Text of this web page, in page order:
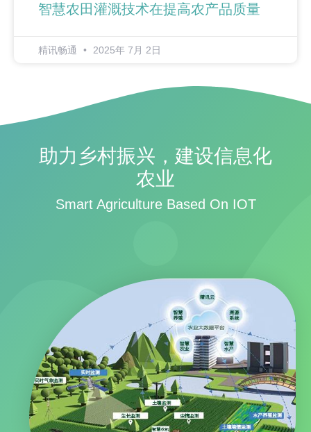
智慧农田灌溉技术在提高农产品质量
精讯畅通 2025年 7月 2日
助力乡村振兴，建设信息化
农业
Smart Agriculture Based On IOT